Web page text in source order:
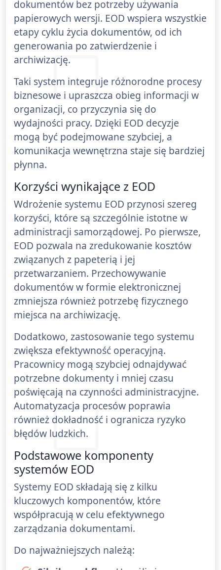
dokumentów bez potrzeby używania
papierowych wersji. EOD wspiera wszystkie
etapy cyklu życia dokumentów, od ich
generowania po zatwierdzenie i
archiwizację.
Taki system integruje różnorodne procesy
biznesowe i upraszcza obieg informacji w
organizacji, co przyczynia się do
wydajności pracy. Dzięki EOD decyzje
mogą być podejmowane szybciej, a
komunikacja wewnętrzna staje się bardziej
płynna.
Korzyści wynikające z EOD
Wdrożenie systemu EOD przynosi szereg
korzyści, które są szczególnie istotne w
administracji samorządowej. Po pierwsze,
EOD pozwala na zredukowanie kosztów
związanych z papeterią i jej
przetwarzaniem. Przechowywanie
dokumentów w formie elektronicznej
zmniejsza również potrzebę fizycznego
miejsca na archiwizację.
Dodatkowo, zastosowanie tego systemu
zwiększa efektywność operacyjną.
Pracownicy mogą szybciej odnajdywać
potrzebne dokumenty i mniej czasu
poświęcają na czynności administracyjne.
Automatyzacja procesów poprawia
również dokładność i ogranicza ryzyko
błędów ludzkich.
Podstawowe komponenty
systemów EOD
Systemy EOD składają się z kilku
kluczowych komponentów, które
współpracują w celu efektywnego
zarządzania dokumentami.
Do najważniejszych należą: